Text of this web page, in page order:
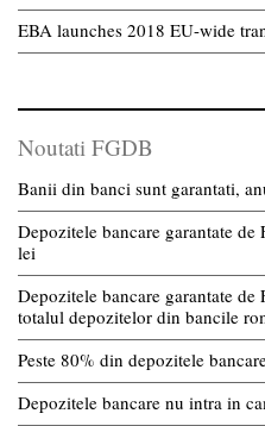
EBA launches 2018 EU-wide
Noutati FGDB
Banii din banci sunt garantati,
Depozitele bancare garantate
lei
Depozitele bancare garantate
totalul depozitelor din bancile
Peste 80% din depozitele
Depozitele bancare nu intra in